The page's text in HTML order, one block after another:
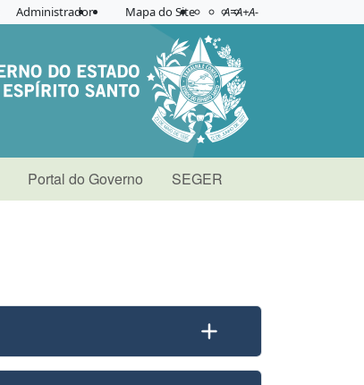
Administrador Mapa do Site Acessibilidade
Aplicar contraste
A=A+A-
Portal do Governo SEGER